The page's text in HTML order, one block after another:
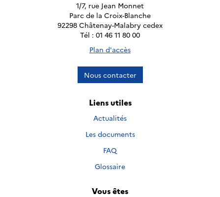
1/7, rue Jean Monnet
Parc de la Croix-Blanche
92298 Châtenay-Malabry cedex
Tél : 01 46 11 80 00
Plan d'accès
Nous contacter
Liens utiles
Actualités
Les documents
FAQ
Glossaire
Vous êtes